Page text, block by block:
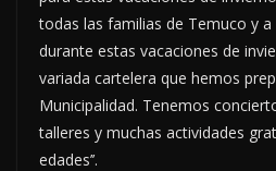
todas las familias de Temuco y
durante estas vacaciones de
variada cartelera que hemos
Municipalidad. Tenemos
talleres y muchas actividades
edades’’.